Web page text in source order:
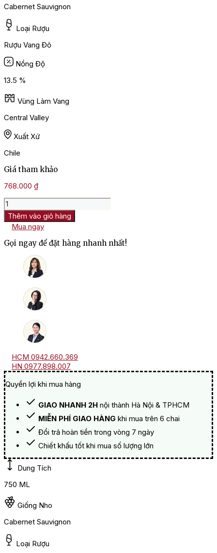
Cabernet Sauvignon
Loại Rượu
Rượu Vang Đỏ
Nồng Độ
13.5 %
Vùng Làm Vang
Central Valley
Xuất Xứ
Chile
Giá tham khảo
768.000 ₫
Rượu
Vang
Chile
Noble
Reserva
De
Familia
Cabernet
Sauvignon
Thêm vào giỏ hàng
Mua ngay
Gọi ngay để đặt hàng nhanh nhất!
HCM 0942.660.369
HN 0977.898.007
Quyền lợi khi mua hàng
GIAO NHANH 2H nội thành Hà Nội & TPHCM
MIỄN PHÍ GIAO HÀNG khi mua trên 6 chai
Đổi trả hoàn tiền trong vòng 7 ngày
Chiết khấu tốt khi mua số lượng lớn
Dung Tích
750 ML
Giống Nho
Cabernet Sauvignon
Loại Rượu